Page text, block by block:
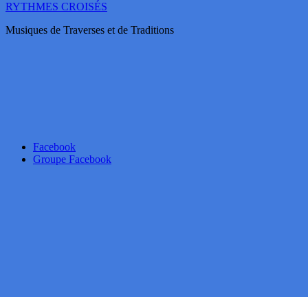
RYTHMES CROISÉS
Musiques de Traverses et de Traditions
Facebook
Groupe Facebook